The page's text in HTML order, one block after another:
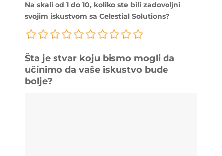
Na skali od 1 do 10, koliko ste bili zadovoljni
svojim iskustvom sa Celestial Solutions?
Šta je stvar koju bismo mogli da
učinimo da vaše iskustvo bude
bolje?